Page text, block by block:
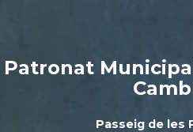
Patronat
Passeig de les